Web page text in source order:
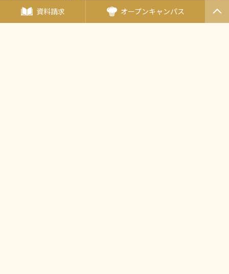
（フランス・パリ）
（日本唯一の姉妹校）
資料請求
オープンキャンパス